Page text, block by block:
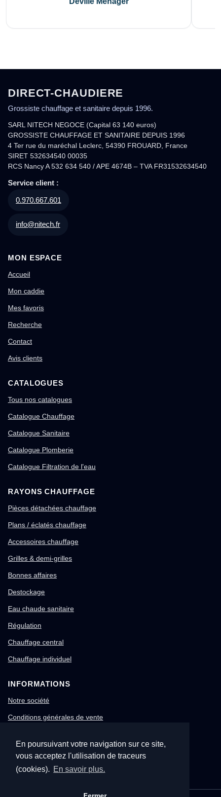
En poursuivant votre navigation sur ce site,
vous acceptez l'utilisation de traceurs
(cookies). En savoir plus.
DIRECT-CHAUDIERE
Grossiste chauffage et sanitaire depuis 1996.
SARL NITECH NEGOCE (Capital 63 140 euros)
GROSSISTE CHAUFFAGE ET SANITAIRE DEPUIS 1996
4 Ter rue du maréchal Leclerc, 54390 FROUARD, France
SIRET 532634540 00035
RCS Nancy A 532 634 540 / APE 4674B – TVA FR31532634540
Service client :
0.970.667.601
info@nitech.fr
MON ESPACE
Accueil
Mon caddie
Mes favoris
Recherche
Contact
Avis clients
CATALOGUES
Tous nos catalogues
Catalogue Chauffage
Catalogue Sanitaire
Catalogue Plomberie
Catalogue Filtration de l'eau
RAYONS CHAUFFAGE
Pièces détachées chauffage
Plans / éclatés chauffage
Accessoires chauffage
Grilles & demi-grilles
Bonnes affaires
Destockage
Eau chaude sanitaire
Régulation
Chauffage central
Chauffage individuel
INFORMATIONS
Notre société
Conditions générales de vente
Gestion des cookies
Confidentialité & RGPD